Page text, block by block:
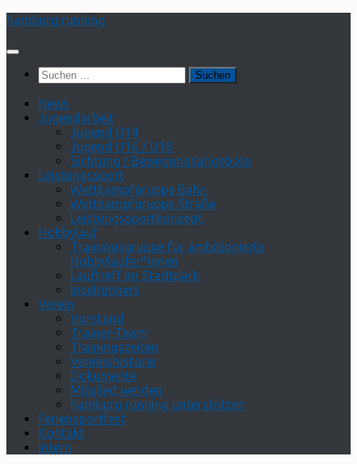
Zum
springen
hamburg running
Suchen
nach:
News
Jugendarbeit
Jugend U14
Jugend U16 / U18
Sichtung / Bewegungsangebote
Leistungssport
Wettkampfgruppe Bahn
Wettkampfgruppe Straße
Leistungssportkonzept
Hobbylauf
Trainingsgruppe für ambitionierte
Hobbyläufer*innen
Lauftreff im Stadtpark
Inselrunners
Verein
Vorstand
Trainer-Team
Trainingszeiten
Vereinshistorie
Dokumente
Mitglied werden
hamburg running unterstützen
Feriensportfest
Kontakt
Intern